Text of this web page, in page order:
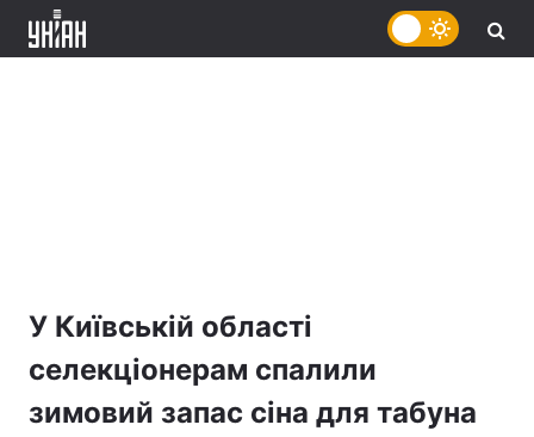
У Київській області
селекціонерам спалили
зимовий запас сіна для табуна